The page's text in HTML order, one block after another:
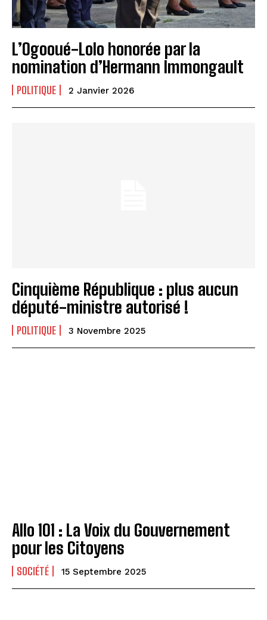
L’Ogooué-Lolo honorée par la
nomination d’Hermann Immongault
POLITIQUE 2 Janvier 2026
Cinquième République : plus aucun
député-ministre autorisé !
POLITIQUE 3 Novembre 2025
Allo 101 : La Voix du Gouvernement
pour les Citoyens
SOCIÉTÉ 15 Septembre 2025